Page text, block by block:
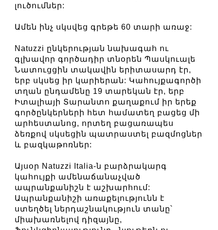
լուծումներ:
Ամեն ինչ սկսվեց գրեթե 60 տարի առաջ:
Natuzzi ընկերության նախագահ ու
գլխավոր գործադիր տնօրեն Պասկուալե
Նատուցցին տակավին երիտասարդ էր,
երբ սկսեց իր կարիերան: Կահույքագործի
տղան ընդամենը 19 տարեկան էր, երբ
Իտալիայի Տարանտո քաղաքում իր երեք
գործընկերների հետ համատեղ բացեց մի
արհեստանոց, որտեղ բացառապես
ձեռքով սկսեցին պատրաստել բազմոցներ
և բազկաթոռներ:
Այսօր Natuzzi Italia-ն բարձրակարգ
կահույքի ամենաճանաչված
ապրանքանիշն է աշխարհում:
Ապրանքանիշի առաքելությունն է
ստեղծել ներդաշնակություն տանը՝
միախառնելով դիզայնը,